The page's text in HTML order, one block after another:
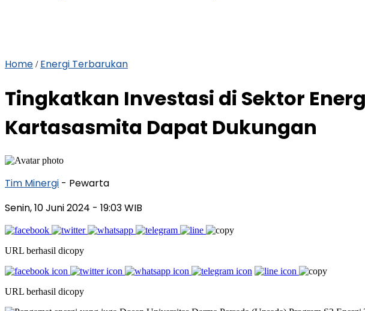
Home / Energi Terbarukan
Tingkatkan Investasi di Sektor
Kartasasmita Dapat Dukungan
Tim Minergi - Pewarta
Senin, 10 Juni 2024 - 19:03 WIB
URL berhasil dicopy
URL berhasil dicopy